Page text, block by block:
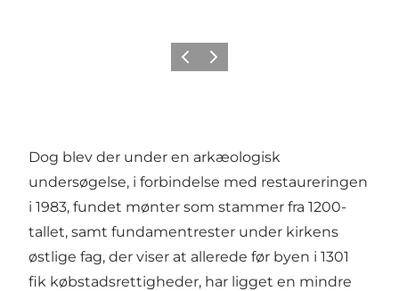
ForrigeNæste
Dog blev der under en arkæologisk
undersøgelse, i forbindelse med restaureringen
i 1983, fundet mønter som stammer fra 1200-
tallet, samt fundamentrester under kirkens
østlige fag, der viser at allerede før byen i 1301
fik købstadsrettigheder, har ligget en mindre